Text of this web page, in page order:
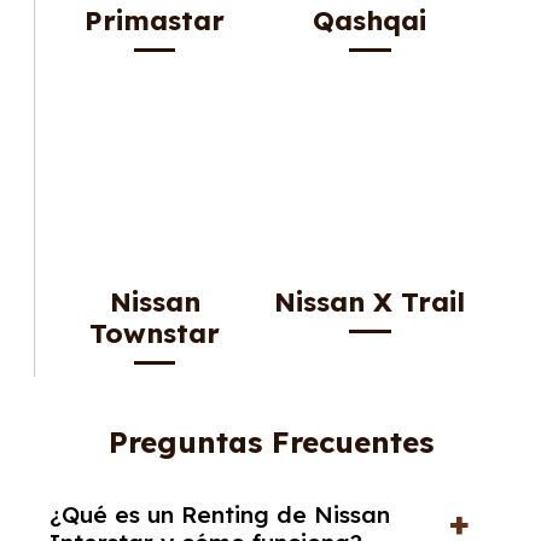
Primastar
Qashqai
Nissan
Townstar
Nissan X Trail
Preguntas Frecuentes
¿Qué es un Renting de Nissan